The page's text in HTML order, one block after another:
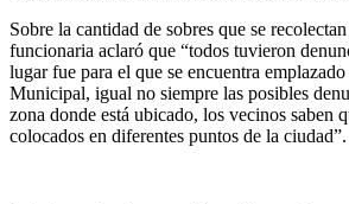
Sobre la cantidad de sobres que se
funcionaria aclaró que “todos tuvieron
lugar fue para el que se encuentra
Municipal, igual no siempre las posibles
zona donde está ubicado, los vecinos saben
colocados en diferentes puntos de la ciudad”.